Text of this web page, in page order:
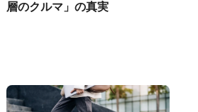
層のクルマ」の真実